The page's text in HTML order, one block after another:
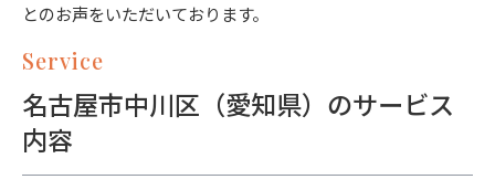
とのお声をいただいております。
Service
名古屋市中川区（愛知県）のサービス
内容